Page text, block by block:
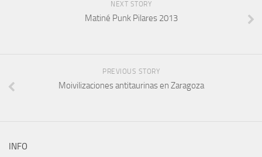
NEXT STORY
Matiné Punk Pilares 2013
PREVIOUS STORY
Moivilizaciones antitaurinas en Zaragoza
INFO